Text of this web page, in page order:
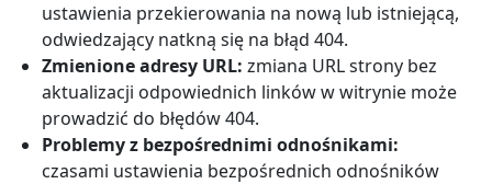
ustawienia przekierowania na nową lub istniejącą,
odwiedzający natkną się na błąd 404.
Zmienione adresy URL: zmiana URL strony bez
aktualizacji odpowiednich linków w witrynie może
prowadzić do błędów 404.
Problemy z bezpośrednimi odnośnikami:
czasami ustawienia bezpośrednich odnośników